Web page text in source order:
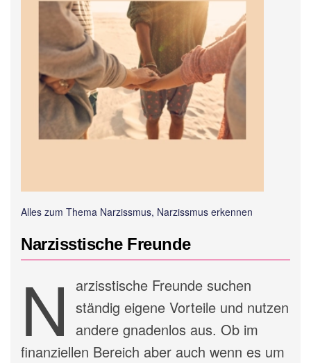
Alles zum Thema Narzissmus, Narzissmus erkennen
Narzisstische Freunde
N
arzisstische Freunde suchen
ständig eigene Vorteile und nutzen
andere gnadenlos aus. Ob im
finanziellen Bereich aber auch wenn es um